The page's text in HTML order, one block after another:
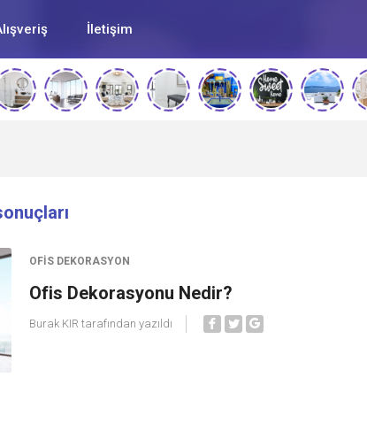
İletişim
OFIS DEKORASYON
Ofis Dekorasyonu Nedir?
Burak KIR tarafından yazıldı